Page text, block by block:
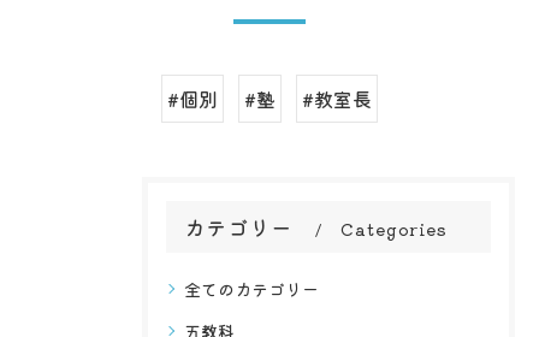
#個別 #塾 #教室長
カテゴリー Categories
全てのカテゴリー
五教科